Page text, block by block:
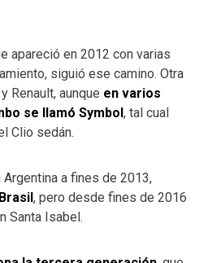
apareció en 2012 con varias
siguió ese camino. Otra
Renault, aunque en varios
se llamó Symbol , tal cual
Clio sedán.
a fines de 2013,
, pero desde fines de 2016
Santa Isabel.